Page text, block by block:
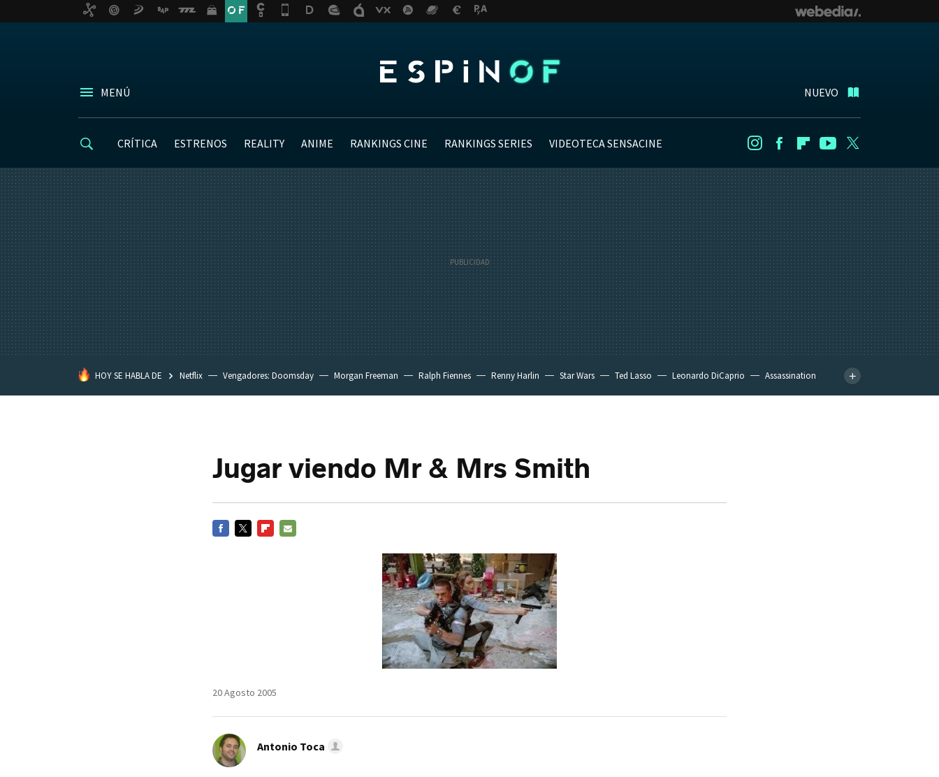
MENÚ NUEVO
CRÍTICA ESTRENOS REALITY ANIME RANKINGS CINE RANKINGS SERIES VIDEOTECA SENSACINE InstagramFacebookFlipboard
Youtube
HOY SE HABLA DE Netflix Vengadores: Doomsday Morgan Freeman Ralph Fiennes Renny Harlin Star Wars Ted Lasso Leonardo DiCaprio
Assassination
Jugar viendo Mr & Mrs Smith
20 Agosto 2005
Antonio Toca